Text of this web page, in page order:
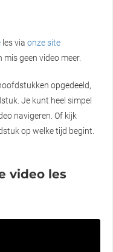
les via onze site
mis geen video meer.
opgedeeld,
Je kunt heel simpel
navigeren. Of kijk
op welke tijd begint.
video les